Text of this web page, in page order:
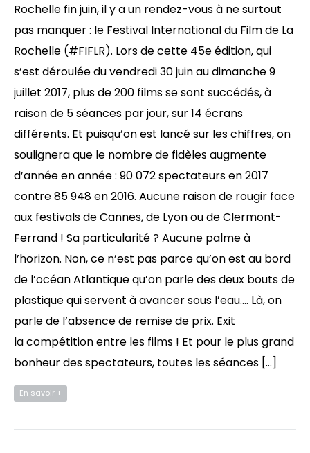
Rochelle fin juin, il y a un rendez-vous à ne surtout
pas manquer : le Festival International du Film de La
Rochelle (#FIFLR). Lors de cette 45e édition, qui
s’est déroulée du vendredi 30 juin au dimanche 9
juillet 2017, plus de 200 films se sont succédés, à
raison de 5 séances par jour, sur 14 écrans
différents. Et puisqu’on est lancé sur les chiffres, on
soulignera que le nombre de fidèles augmente
d’année en année : 90 072 spectateurs en 2017
contre 85 948 en 2016. Aucune raison de rougir face
aux festivals de Cannes, de Lyon ou de Clermont-
Ferrand ! Sa particularité ? Aucune palme à
l’horizon. Non, ce n’est pas parce qu’on est au bord
de l’océan Atlantique qu’on parle des deux bouts de
plastique qui servent à avancer sous l’eau…. Là, on
parle de l’absence de remise de prix. Exit
la compétition entre les films ! Et pour le plus grand
bonheur des spectateurs, toutes les séances […]
En savoir +